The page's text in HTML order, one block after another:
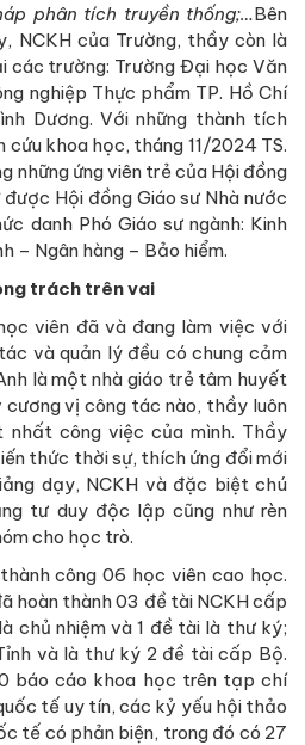
phân tích truyền thống;…Bên
NCKH của Trường, thầy còn là
các trường: Trường Đại học Văn
nghiệp Thực phẩm TP. Hồ Chí
Dương. Với những thành tích
cứu khoa học, tháng 11/2024 TS.
những ứng viên trẻ của Hội đồng
Hội đồng Giáo sư Nhà nước
danh Phó Giáo sư ngành: Kinh
– Ngân hàng – Bảo hiểm.
trách trên vai
viên đã và đang làm việc với
và quản lý đều có chung cảm
là một nhà giáo trẻ tâm huyết
vị công tác nào, thầy luôn
công việc của mình. Thầy
thức thời sự, thích ứng đổi mới
dạy, NCKH và đặc biệt chú
tư duy độc lập cũng như rèn
cho học trò.
công 06 học viên cao học.
hoàn thành 03 đề tài NCKH cấp
chủ nhiệm và 1 đề tài là thư ký;
và là thư ký 2 đề tài cấp Bộ.
báo cáo khoa học trên tạp chí
tế uy tín, các kỷ yếu hội thảo
tế có phản biện, trong đó có 27